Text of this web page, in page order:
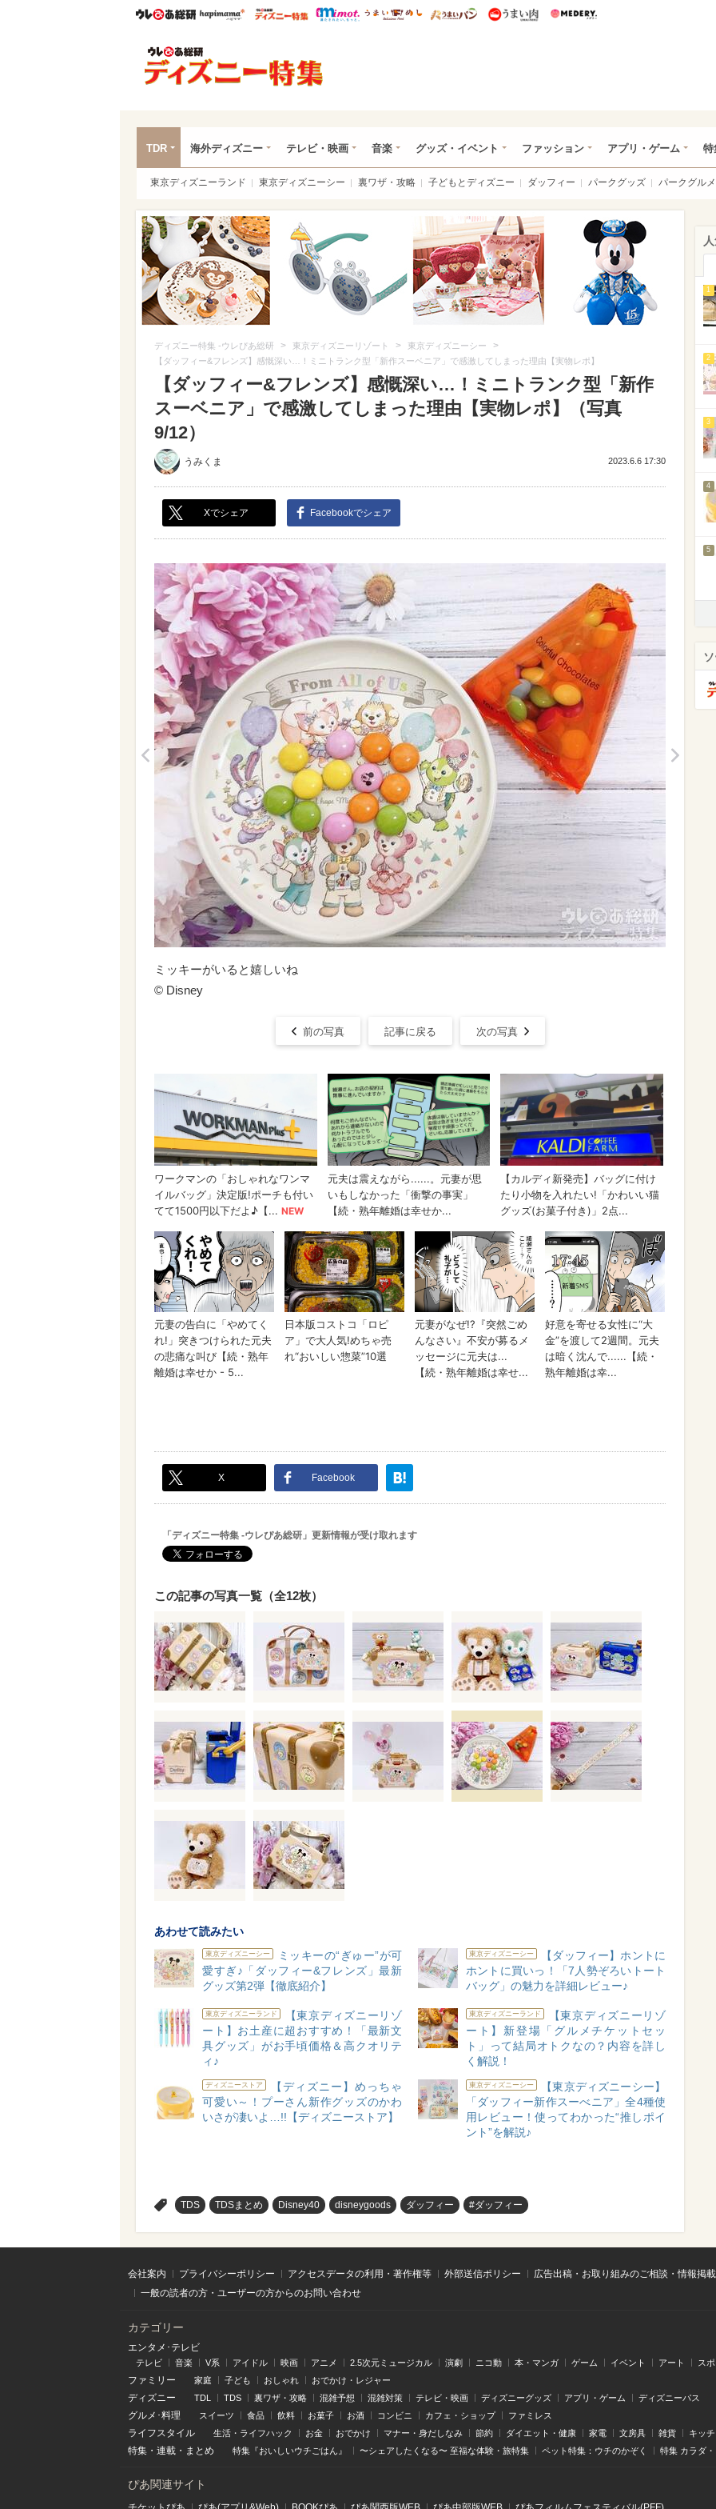
ウレぴあ総研ハピママ* ウレぴあ総研 ディズニー特集
mimot. うまいめし うまいパン うまい肉
TDR 海外ディズニー テレビ・映画 音楽 グッズ・イベント ファッション アプリ・ゲーム 特
東京ディズニーランド 東京ディズニーシー 裏ワザ・攻略 子どもとディズニー ダッフィー パークグッズ パークグルメ
ディズニー特集 -ウレぴあ総研 > 東京ディズニーリゾート > 東京ディズニーシー >
【ダッフィー&フレンズ】感慨深い…！ミニトランク型「新作スーベニア」で感激してしまった理由【実物レポ】
【ダッフィー&フレンズ】感慨深い…！ミニトランク型「新作
スーベニア」で感激してしまった理由【実物レポ】（写真
9/12）
うみくま 2023.6.6 17:30
Xでシェア Facebookでシェア
ミッキーがいると嬉しいね
© Disney
前の写真 記事に戻る 次の写真
X Facebook
「ディズニー特集 -ウレぴあ総研」更新情報が受け取れます
この記事の写真一覧（全12枚）
あわせて読みたい
東京ディズニーシー
ミッキーの“ぎゅー”が可
愛すぎ♪「ダッフィー&フレンズ」最新
グッズ第2弾【徹底紹介】
東京ディズニーシー
【ダッフィー】ホントに
ホントに買いっ！「7人勢ぞろいトート
バッグ」の魅力を詳細レビュー♪
東京ディズニーランド
【東京ディズニーリゾ
ート】お土産に超おすすめ！「最新文
具グッズ」がお手頃価格＆高クオリテ
ィ♪
東京ディズニーランド
【東京ディズニーリゾ
ート】新登場「グルメチケットセッ
ト」って結局オトクなの？内容を詳し
く解説！
ディズニーストア
【ディズニー】めっちゃ
可愛い～！プーさん新作グッズのかわ
いさが凄いよ…!!【ディズニーストア】
東京ディズニーシー
【東京ディズニーシー】
「ダッフィー新作スーべニア」全4種使
用レビュー！使ってわかった“推しポイ
ント”を解説♪
TDS TDSまとめ Disney40 disneygoods ダッフィー #ダッフィー
1
2
3
4
5
会社案内 プライバシーポリシー アクセスデータの利用・著作権等 外部送信ポリシー
広告出稿・お取り組みのご相談・情報掲
一般の読者の方・ユーザーの方からのお問い合わせ
カテゴリー
エンタメ･テレビ
テレビ 音楽 V系 アイドル 映画 アニメ 2.5次元ミュージカル 演劇 ニコ動 本・マンガ ゲーム イベント アート ス
ファミリー 家庭 子ども おしゃれ おでかけ・レジャー
ディズニー TDL TDS 裏ワザ・攻略 混雑予想 混雑対策 テレビ・映画 ディズニーグッズ アプリ・ゲーム ディズニーパス
グルメ･料理 スイーツ 食品 飲料 お菓子 お酒 コンビニ カフェ・ショップ ファミレス
ライフスタイル 生活・ライフハック お金 おでかけ マナー・身だしなみ 節約 ダイエット・健康 家電 文房具 雑貨 キッ
特集 ・ 連載 ・ まとめ 特集『おいしいウチごはん』 〜シェアしたくなる〜 至福な体験・旅特集 ペット特集：ウチのかぞく 特集 カラダ
ぴあ関連サイト